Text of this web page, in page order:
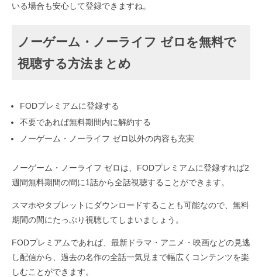
いる場合も安心して登録できますね。
ノーゲーム・ノーライフ ゼロを無料で
視聴する方法まとめ
FODプレミアムに登録する
不要であれば無料期間内に解約する
ノーゲーム・ノーライフ ゼロ以外の内容も充実
ノーゲーム・ノーライフ ゼロは、FODプレミアムに登録すれば2
週間無料期間の間に1話から全話視聴することができます。
スマホやタブレットにダウンロードすることも可能なので、無料
期間の間にたっぷり視聴してしまいましょう。
FODプレミアムであれば、最新ドラマ・アニメ・映画などの見逃
し配信から、過去の名作の全話一気見まで幅広くコンテンツを楽
しむことができます。